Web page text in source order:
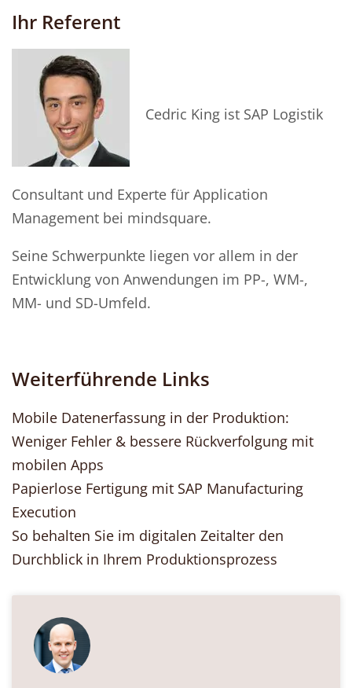
Ihr Referent
Cedric King ist SAP Logistik
Consultant und Experte für Application
Management bei mindsquare.
Seine Schwerpunkte liegen vor allem in der
Entwicklung von Anwendungen im PP-, WM-,
MM- und SD-Umfeld.
Weiterführende Links
Mobile Datenerfassung in der Produktion:
Weniger Fehler & bessere Rückverfolgung mit
mobilen Apps
Papierlose Fertigung mit SAP Manufacturing
Execution
So behalten Sie im digitalen Zeitalter den
Durchblick in Ihrem Produktionsprozess